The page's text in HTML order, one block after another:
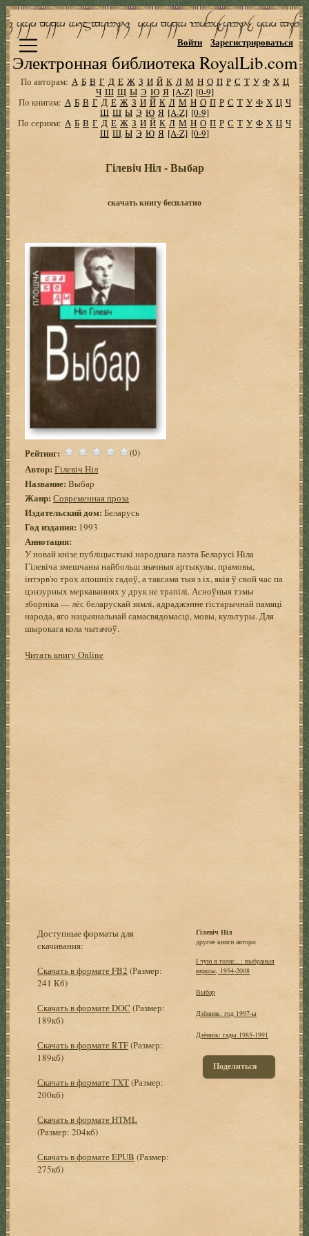
Электронная библиотека RoyalLib.com
Войти Зарегистрироваться
По авторам: А Б В Г Д Е Ж З И Й К Л М Н О П Р С Т У Ф Х Ц
Ч Ш Щ Ы Э Ю Я [A-Z] [0-9]
По книгам: А Б В Г Д Е Ж З И Й К Л М Н О П Р С Т У Ф Х Ц Ч
Ш Щ Ы Э Ю Я [A-Z] [0-9]
По сериям: А Б В Г Д Е Ж З И Й К Л М Н О П Р С Т У Ф Х Ц Ч
Ш Щ Ы Э Ю Я [A-Z] [0-9]
Гілевіч Ніл - Выбар
скачать книгу бесплатно
Рейтинг: (0)
Автор: Гілевіч Ніл
Название: Выбар
Жанр: Современная проза
Издательский дом: Беларусь
Год издания: 1993
Аннотация:
У новай кнізе публіцыстыкі народнага паэта Беларусі Ніла
Гілевіча змешчаны найбольш значныя артыкулы, прамовы,
інтэрв'ю трох апошніх гадоў, а таксама тыя з іх, якія ў свой час па
цэнзурных меркаваннях у друк не трапілі. Асноўныя тэмы
зборніка — лёс беларускай зямлі, адраджэнне гістарычнай памяці
народа, яго нацыянальнай самасвядомасці, мовы, культуры. Для
шырокага кола чытачоў.
Читать книгу Online
Доступные форматы для
скачивания:
Скачать в формате FB2 (Размер:
241 Кб)
Скачать в формате DOC (Размер:
189кб)
Скачать в формате RTF(Размер:
189кб)
Скачать в формате TXT(Размер:
200кб)
Скачать в формате HTML
(Размер: 204кб)
Скачать в формате EPUB (Размер:
275кб)
Гілевіч Ніл
другие книги автора:
I чую я голас...: выбраныя
вершы, 1954-2008
Выбар
Дзённик: год 1997-ы
Дзённік: гады 1985-1991
Поделиться